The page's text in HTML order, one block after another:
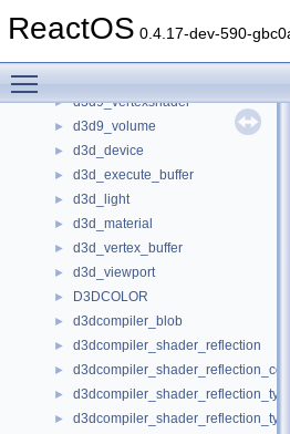
ReactOS 0.4.17-dev-590-
► d3d9_texture
► d3d9_vertexshader
► d3d9_volume
► d3d_device
► d3d_execute_buffer
► d3d_light
► d3d_material
► d3d_vertex_buffer
► d3d_viewport
► D3DCOLOR
► d3dcompiler_blob
► d3dcompiler_shader_reflection
►
► d3dcompiler_shader_reflection_type
►